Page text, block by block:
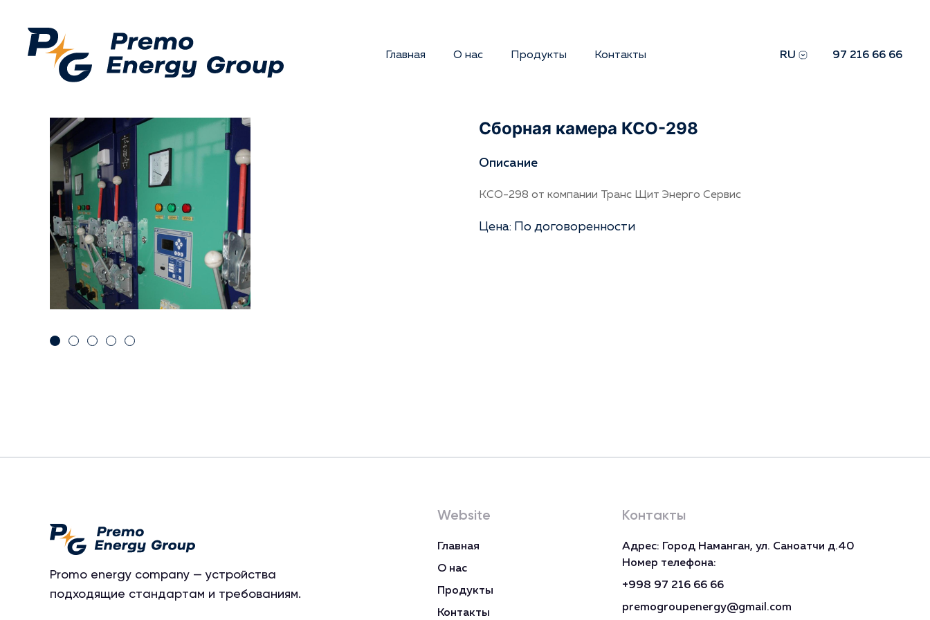
Главная О нас Продукты Контакты RU 97 216 66 66
Сборная камера КСО-298
Описание
КСО-298 от компании Транс Щит Энерго Сервис
Цена: По договоренности
Promo energy company — устройства
подходящие стандартам и требованиям.
Website
Главная
О нас
Продукты
Контакты
Контакты
Адрес: Город Наманган, ул. Саноатчи д.40
Номер телефона:
+998 97 216 66 66
premogroupenergy@gmail.com